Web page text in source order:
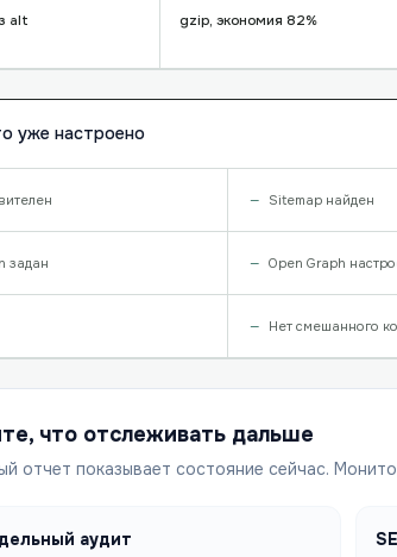
alt gzip, экономия 82%
уже настроено
Sitemap найден
задан Open Graph
Нет смешанного
что отслеживать дальше
отчет показывает состояние сейчас.
аудит